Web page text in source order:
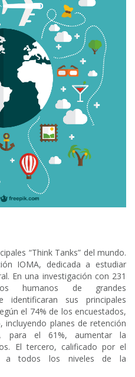
“Think Tanks” del mundo.
IOMA, dedicada a estudiar
En una investigación con 231
humanos de grandes
identificaran sus principales
el 74% de los encuestados,
planes de retención
para el 61%, aumentar la
El tercero, calificado por el
a todos los niveles de la